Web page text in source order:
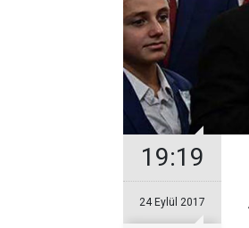
19:19
24 Eylül 2017